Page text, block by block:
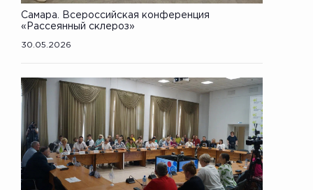
Самара. Всероссийская конференция
«Рассеянный склероз»
30.05.2026